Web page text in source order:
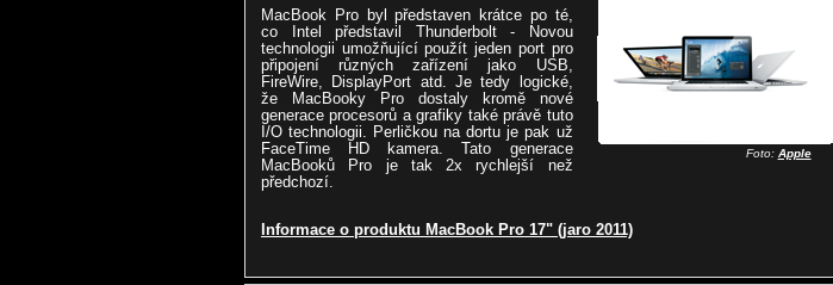
Foto: Apple
MacBook Pro byl představen krátce po té,
co Intel představil Thunderbolt - Novou
technologii umožňující použít jeden port pro
připojení různých zařízení jako USB,
FireWire, DisplayPort atd. Je tedy logické,
že MacBooky Pro dostaly kromě nové
generace procesorů a grafiky také právě tuto
I/O technologii. Perličkou na dortu je pak už
FaceTime HD kamera. Tato generace
MacBooků Pro je tak 2x rychlejší než
předchozí.
Informace o produktu MacBook Pro 17" (jaro 2011)